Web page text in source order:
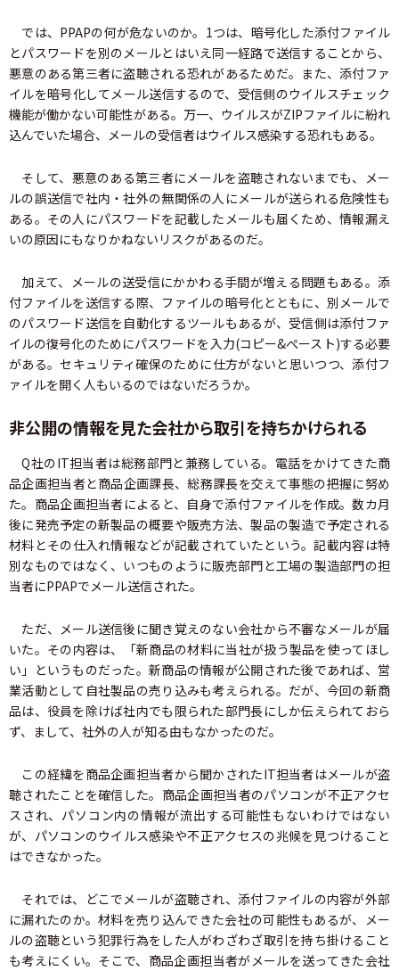
では、PPAPの何が危ないのか。1つは、暗号化した添付ファイル
とパスワードを別のメールとはいえ同一経路で送信することから、
悪意のある第三者に盗聴される恐れがあるためだ。また、添付ファ
イルを暗号化してメール送信するので、受信側のウイルスチェック
機能が働かない可能性がある。万一、ウイルスがZIPファイルに紛れ
込んでいた場合、メールの受信者はウイルス感染する恐れもある。
そして、悪意のある第三者にメールを盗聴されないまでも、メー
ルの誤送信で社内・社外の無関係の人にメールが送られる危険性も
ある。その人にパスワードを記載したメールも届くため、情報漏え
いの原因にもなりかねないリスクがあるのだ。
加えて、メールの送受信にかかわる手間が増える問題もある。添
付ファイルを送信する際、ファイルの暗号化とともに、別メールで
のパスワード送信を自動化するツールもあるが、受信側は添付ファ
イルの復号化のためにパスワードを入力(コピー&ぺースト)する必要
がある。セキュリティ確保のために仕方がないと思いつつ、添付フ
ァイルを開く人もいるのではないだろうか。
非公開の情報を見た会社から取引を持ちかけられる
Q社のIT担当者は総務部門と兼務している。電話をかけてきた商
品企画担当者と商品企画課長、総務課長を交えて事態の把握に努め
た。商品企画担当者によると、自身で添付ファイルを作成。数カ月
後に発売予定の新製品の概要や販売方法、製品の製造で予定される
材料とその仕入れ情報などが記載されていたという。記載内容は特
別なものではなく、いつものように販売部門と工場の製造部門の担
当者にPPAPでメール送信された。
ただ、メール送信後に聞き覚えのない会社から不審なメールが届
いた。その内容は、「新商品の材料に当社が扱う製品を使ってほし
い」というものだった。新商品の情報が公開された後であれば、営
業活動として自社製品の売り込みも考えられる。だが、今回の新商
品は、役員を除けば社内でも限られた部門長にしか伝えられておら
ず、まして、社外の人が知る由もなかったのだ。
この経緯を商品企画担当者から聞かされたIT担当者はメールが盗
聴されたことを確信した。商品企画担当者のパソコンが不正アクセ
スされ、パソコン内の情報が流出する可能性もないわけではない
が、パソコンのウイルス感染や不正アクセスの兆候を見つけること
はできなかった。
それでは、どこでメールが盗聴され、添付ファイルの内容が外部
に漏れたのか。材料を売り込んできた会社の可能性もあるが、メー
ルの盗聴という犯罪行為をした人がわざわざ取引を持ち掛けること
も考えにくい。そこで、商品企画担当者がメールを送ってきた会社